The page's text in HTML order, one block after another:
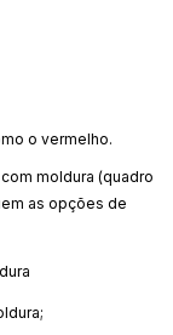
o vermelho.
moldura (quadro
as opções de